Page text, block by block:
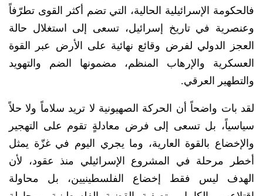
فالحكومة الإسرائيلية الحالية، التي تضم أكثر القوى تطرّفاً
وعنصرية في تاريخ إسرائيل، تسعى إلى استغلال حالة
العجز الدولي لفرض وقائع نهائية على الأرض عبر القوة
العسكرية والإرهاب المنظم، مضمونها الضم والتهويد
والتطهير العرقي.
لقد بات واضحاً أن الحركة الصهيونية لا تريد سلاماً ولا حلاً
سياسياً، بل تسعى إلى فرض معادلةٍ تقوم على التهجير
والإخضاع بالقوة العارية، وما يجري اليوم في غزّة يمثل
أخطر مرحلة في المشروع الإسرائيلي منذ عقود، لأن
الهدف ليس فقط إخضاع الفلسطينيين، بل محاولة